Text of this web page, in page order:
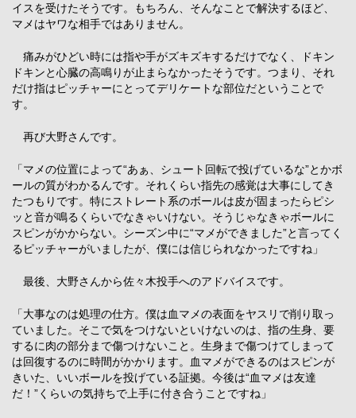
イスを受けたそうです。もちろん、そんなことで解決するほど、
マメはヤワな相手ではありません。
痛みがひどい時には指や手がズキズキするだけでなく、ドキン
ドキンと心臓の高鳴りが止まらなかったそうです。つまり、それ
だけ指はピッチャーにとってデリケートな部位だということで
す。
再び大野さんです。
「マメの位置によって“あぁ、シュート回転で投げているな”とかボ
ールの質がわかるんです。それくらい指先の感覚は大事にしてき
たつもりです。特にストレート系のボールは皮が固まったらピシ
ッと音が鳴るくらいでなきゃいけない。そうじゃなきゃボールに
スピンがかからない。シーズン中に“マメができました”と言ってく
るピッチャーがいましたが、僕には信じられなかったですね」
最後、大野さんから佐々木投手へのアドバイスです。
「大事なのは処理の仕方。僕は血マメの表面をヤスリで削り取っ
ていました。そこで気をつけないといけないのは、指の生身、要
するに肉の部分まで傷つけないこと。生身まで傷つけてしまって
は回復するのに時間がかかります。血マメができるのはスピンが
きいた、いいボールを投げている証拠。今後は“血マメは友達
だ！”くらいの気持ちで上手に付き合うことですね」